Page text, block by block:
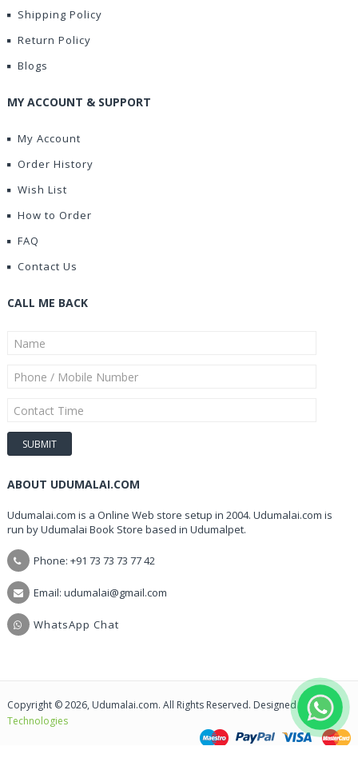
Shipping Policy
Return Policy
Blogs
MY ACCOUNT & SUPPORT
My Account
Order History
Wish List
How to Order
FAQ
Contact Us
CALL ME BACK
ABOUT UDUMALAI.COM
Udumalai.com is a Online Web store setup in 2004. Udumalai.com is
run by Udumalai Book Store based in Udumalpet.
Phone: +91 73 73 73 77 42
Email: udumalai@gmail.com
WhatsApp Chat
Copyright © 2026, Udumalai.com. All Rights Reserved. Designed byCIS
Technologies